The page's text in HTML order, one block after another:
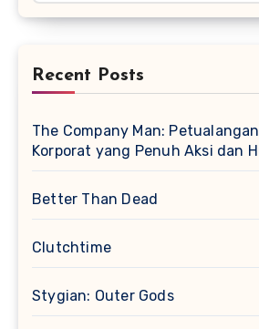
Recent Posts
The Company Man:
Korporat yang Penuh Aksi dan
Better Than Dead
Clutchtime
Stygian: Outer Gods